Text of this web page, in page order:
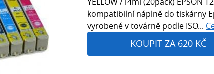
kompatibilní náplně do tiskárny
vyrobené v továrně podle ISO...
KOUPIT ZA 620 KČ